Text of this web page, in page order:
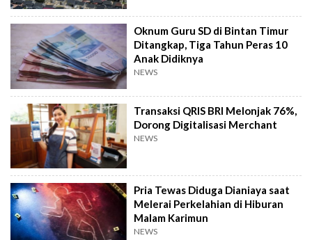
Oknum Guru SD di Bintan Timur
Ditangkap, Tiga Tahun Peras 10
Anak Didiknya
NEWS
Transaksi QRIS BRI Melonjak 76%,
Dorong Digitalisasi Merchant
NEWS
Pria Tewas Diduga Dianiaya saat
Melerai Perkelahian di Hiburan
Malam Karimun
NEWS